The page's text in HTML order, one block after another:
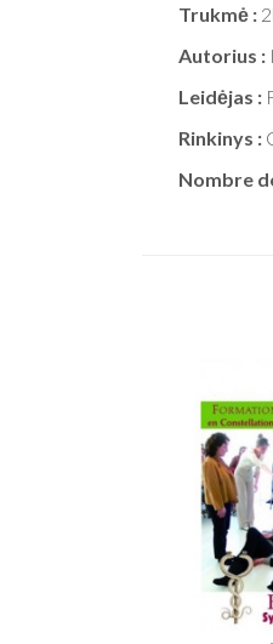
Trukmė :
Autorius :
Leidėjas :
Rinkinys :
Nombre